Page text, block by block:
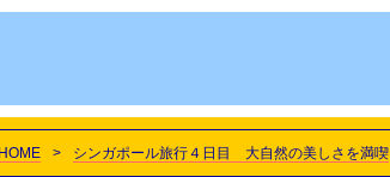
HOME > シンガポール旅行４日目 大自然の美しさを満喫